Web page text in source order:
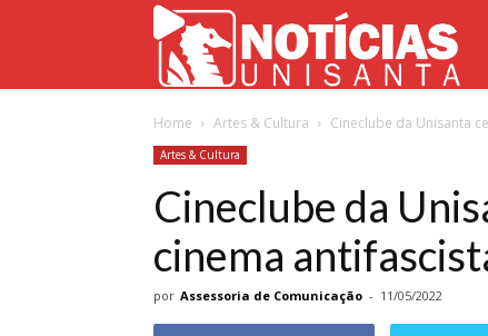
Home Artes & Cultura Cineclube da Unisanta
Artes & Cultura
Cineclube da
cinema
por Assessoria de Comunicação - 11/05/2022